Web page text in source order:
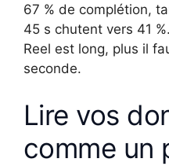
67 % de complétion,
45 s chutent vers 41
Reel est long, plus il
seconde.
Lire vos
comme un